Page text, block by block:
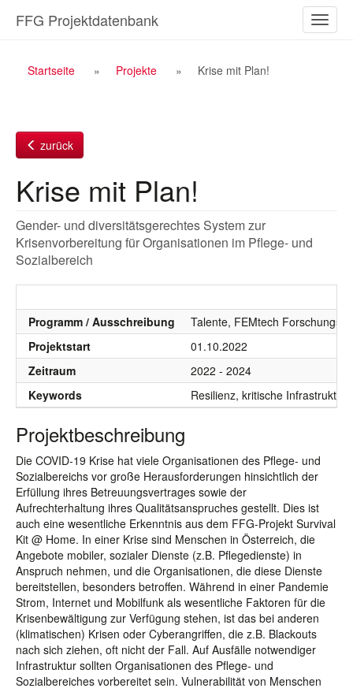
Inhalt
ein-/
FFG Projektdatenbank
Breadcrumb
Startseite Projekte Krise mit Plan!
zurück
Krise mit Plan!
Gender- und diversitätsgerechtes System zur
Krisenvorbereitung für Organisationen im Pflege- und
Sozialbereich
Programm / Ausschreibung
Talente, FEMtech
Projektstart
01.10.2022
Zeitraum
2022 - 2024
Keywords
Resilienz, kritische
Projektbeschreibung
Die COVID-19 Krise hat viele Organisationen des Pflege- und
Sozialbereichs vor große Herausforderungen hinsichtlich der
Erfüllung ihres Betreuungsvertrages sowie der
Aufrechterhaltung ihres Qualitätsanspruches gestellt. Dies ist
auch eine wesentliche Erkenntnis aus dem FFG-Projekt Survival
Kit @ Home. In einer Krise sind Menschen in Österreich, die
Angebote mobiler, sozialer Dienste (z.B. Pflegedienste) in
Anspruch nehmen, und die Organisationen, die diese Dienste
bereitstellen, besonders betroffen. Während in einer Pandemie
Strom, Internet und Mobilfunk als wesentliche Faktoren für die
Krisenbewältigung zur Verfügung stehen, ist das bei anderen
(klimatischen) Krisen oder Cyberangriffen, die z.B. Blackouts
nach sich ziehen, oft nicht der Fall. Auf Ausfälle notwendiger
Infrastruktur sollten Organisationen des Pflege- und
Sozialbereiches vorbereitet sein. Vulnerabilität von Menschen